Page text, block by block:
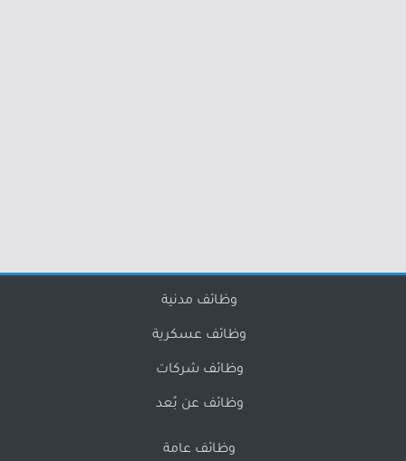
وظائف مدنية
وظائف عسكرية
وظائف شركات
وظائف عن بُعد
وظائف عامة